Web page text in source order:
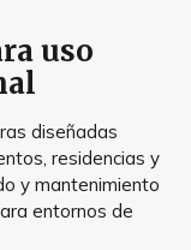
uso
diseñadas
residencias y
y mantenimiento
entornos de